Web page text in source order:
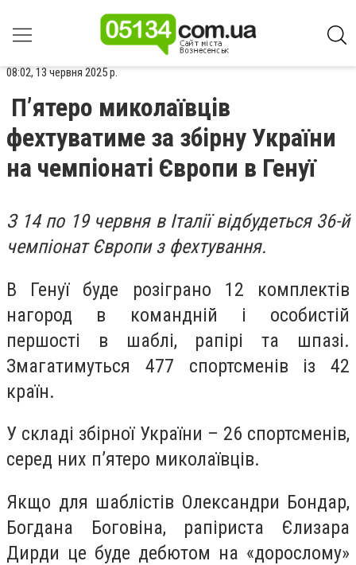
08:02, 13 червня 2025 р.
П’ятеро миколаївців
фехтуватиме за збірну України
на чемпіонаті Європи в Генуї
З 14 по 19 червня в Італії відбудеться 36-й
чемпіонат Європи з фехтування.
В Генуї буде розіграно 12 комплектів
нагород в командній і особистій
першості в шаблі, рапірі та шпазі.
Змагатимуться 477 спортсменів із 42
країн.
У складі збірної України – 26 спортсменів,
серед них п’ятеро миколаївців.
Якщо для шаблістів Олександри Бондар,
Богдана Боговіна, рапіриста Єлизара
Дирди це буде дебютом на «дорослому»